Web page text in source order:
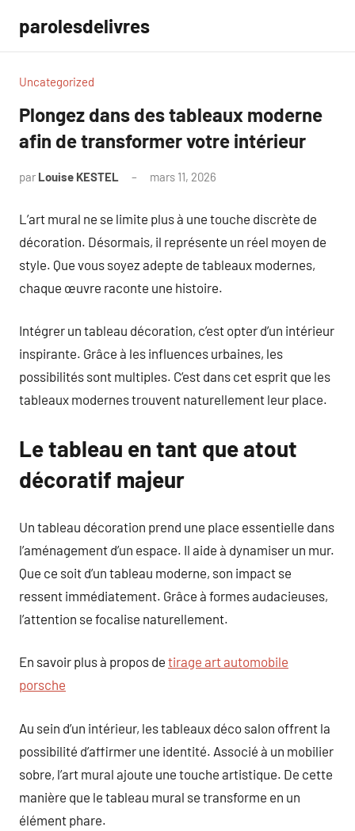
contenu
parolesdelivres
Uncategorized
Plongez dans des tableaux moderne
afin de transformer votre intérieur
par Louise KESTEL mars 11, 2026
L’art mural ne se limite plus à une touche discrète de
décoration. Désormais, il représente un réel moyen de
style. Que vous soyez adepte de tableaux modernes,
chaque œuvre raconte une histoire.
Intégrer un tableau décoration, c’est opter d’un intérieur
inspirante. Grâce à les influences urbaines, les
possibilités sont multiples. C’est dans cet esprit que les
tableaux modernes trouvent naturellement leur place.
Le tableau en tant que atout
décoratif majeur
Un tableau décoration prend une place essentielle dans
l’aménagement d’un espace. Il aide à dynamiser un mur.
Que ce soit d’un tableau moderne, son impact se
ressent immédiatement. Grâce à formes audacieuses,
l’attention se focalise naturellement.
En savoir plus à propos de tirage art automobile
porsche
Au sein d’un intérieur, les tableaux déco salon offrent la
possibilité d’affirmer une identité. Associé à un mobilier
sobre, l’art mural ajoute une touche artistique. De cette
manière que le tableau mural se transforme en un
élément phare.